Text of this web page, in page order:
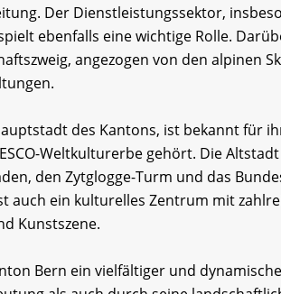
Der Dienstleistungssektor,
ebenfalls eine wichtige Rolle.
angezogen von den alpinen
des Kantons, ist bekannt für
Weltkulturerbe gehört. Die
den Zytglogge-Turm und das
auch ein kulturelles Zentrum mit
Kunstszene.
Bern ein vielfältiger und